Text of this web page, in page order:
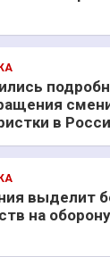
в
выделит
на оборону